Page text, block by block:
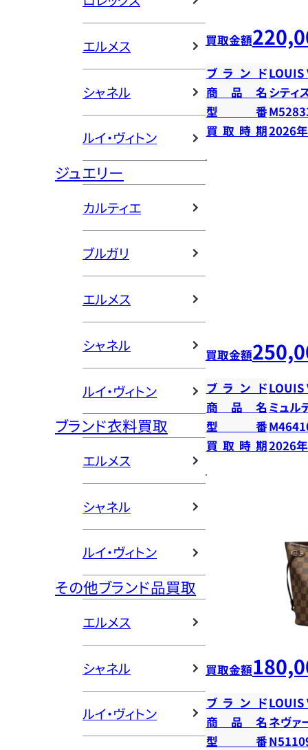
エルメス
シャネル
ルイ・ヴィトン
ジュエリー
カルティエ
ブルガリ
エルメス
シャネル
ルイ・ヴィトン
ブランド衣料買取
エルメス
シャネル
ルイ・ヴィトン
その他ブランド品買取
エルメス
シャネル
ルイ・ヴィトン
買取金額
ブランドLOUIS
商品名 シティ
型番
買取時期2026
買取金額
ブランドLOUIS
商品名 ミュル
型番
買取時期2026
買取金額
ブランドLOUIS
商品名 ネヴァ
型番